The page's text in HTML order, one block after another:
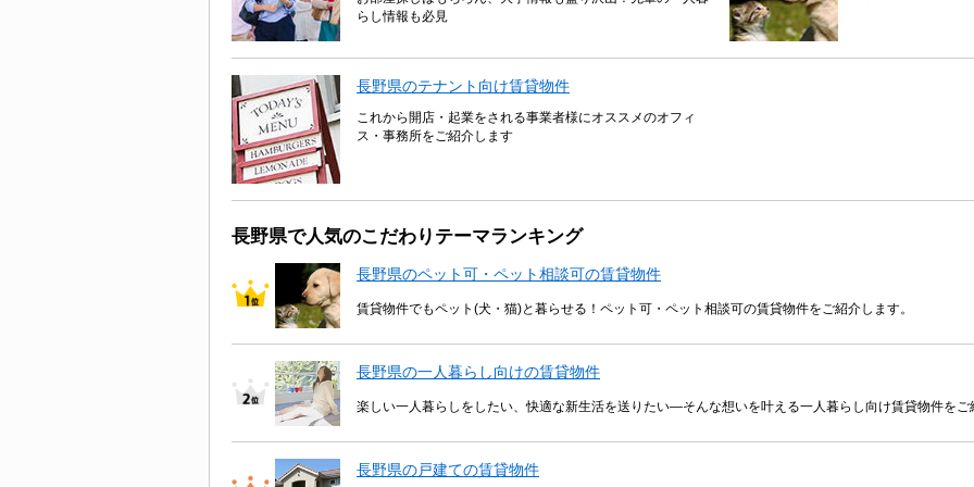
らし情報も必見
長野県のテナント向け賃貸物件
これから開店・起業をされる事業者様にオススメのオフィ
ス・事務所をご紹介します
長野県で人気のこだわりテーマランキング
長野県のペット可・ペット相談可の賃貸物件
賃貸物件でもペット(犬・猫)と暮らせる！ペット可・ペット相談可の賃貸物件をご紹介します。
長野県の一人暮らし向けの賃貸物件
楽しい一人暮らしをしたい、快適な新生活を送りたい―そんな想いを叶える一人暮らし向け賃貸物件をご
長野県の戸建ての賃貸物件